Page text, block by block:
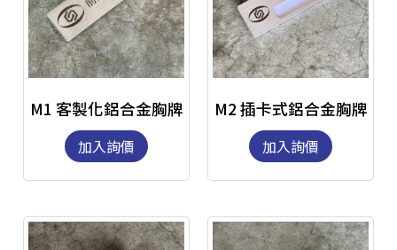
M1 客製化鋁合金胸牌
加入詢價
M2 插卡式鋁合金胸牌
加入詢價